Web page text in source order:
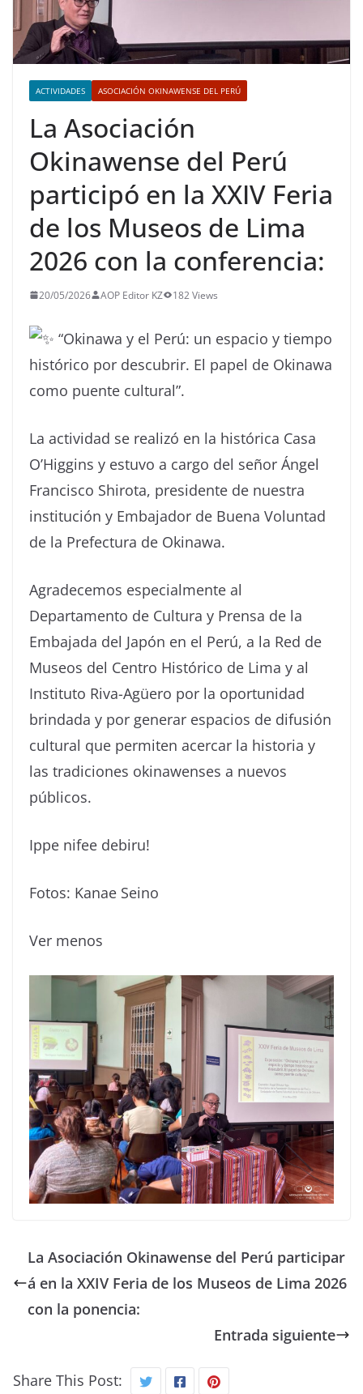
ACTIVIDADES ASOCIACIÓN OKINAWENSE DEL PERÚ
La Asociación
Okinawense del Perú
participó en la XXIV Feria
de los Museos de Lima
2026 con la conferencia:
20/05/2026 AOP Editor KZ 182 Views
“Okinawa y el Perú: un espacio y tiempo
histórico por descubrir. El papel de Okinawa
como puente cultural”.
La actividad se realizó en la histórica Casa
O’Higgins y estuvo a cargo del señor Ángel
Francisco Shirota, presidente de nuestra
institución y Embajador de Buena Voluntad
de la Prefectura de Okinawa.
Agradecemos especialmente al
Departamento de Cultura y Prensa de la
Embajada del Japón en el Perú, a la Red de
Museos del Centro Histórico de Lima y al
Instituto Riva-Agüero por la oportunidad
brindada y por generar espacios de difusión
cultural que permiten acercar la historia y
las tradiciones okinawenses a nuevos
públicos.
Ippe nifee debiru!
Fotos: Kanae Seino
Ver menos
La Asociación Okinawense del Perú participar
á en la XXIV Feria de los Museos de Lima 2026
con la ponencia:
Entrada siguiente
Share This Post: